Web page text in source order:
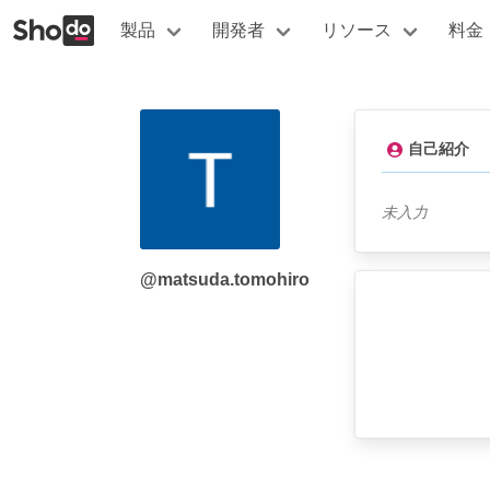
製品 開発者 リソース 料金
@matsuda.tomohiro
自己紹介
未入力